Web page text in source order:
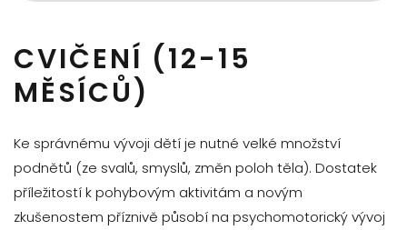
CVIČENÍ (12-15
MĚSÍCŮ)
Ke správnému vývoji dětí je nutné velké množství
podnětů (ze svalů, smyslů, změn poloh těla). Dostatek
příležitostí k pohybovým aktivitám a novým
zkušenostem příznivě působí na psychomotorický vývoj